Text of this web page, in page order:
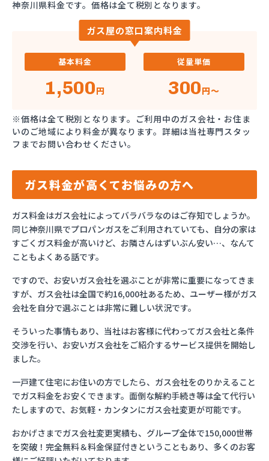
神奈川県料金です。価格は全て税別となります。
ガス屋の窓口案内料金
基本料金
1,500円
従量単価
300円～
※価格は全て税別となります。ご利用中のガス会社・お住ま
いのご地域により料金が異なります。詳細は当社専門スタッ
フまでお問い合わせください。
ガス料金が高くてお悩みの方へ
ガス料金はガス会社によってバラバラなのはご存知でしょうか。
同じ神奈川県でプロパンガスをご利用されていても、自分の家は
すごくガス料金が高いけど、お隣さんはずいぶん安い…、なんて
こともよくある話です。
ですので、お安いガス会社を選ぶことが非常に重要になってきま
すが、ガス会社は全国で約16,000社あるため、ユーザー様がガス
会社を自分で選ぶことは非常に難しい状況です。
そういった事情もあり、当社はお客様に代わってガス会社と条件
交渉を行い、お安いガス会社をご紹介するサービス提供を開始し
ました。
一戸建て住宅にお住いの方でしたら、ガス会社をのりかえること
でガス料金をお安くできます。面倒な解約手続き等は全て代行い
たしますので、お気軽・カンタンにガス会社変更が可能です。
おかげさまでガス会社変更実績も、グループ全体で150,000世帯
を突破！完全無料＆料金保証付きということもあり、多くのお客